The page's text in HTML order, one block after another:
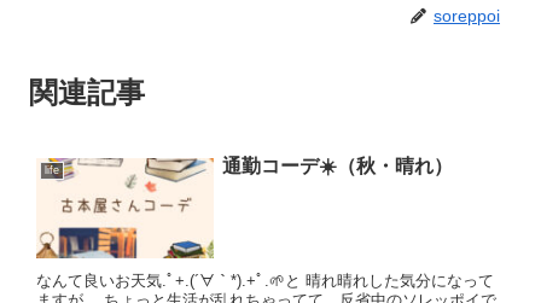
soreppoi
関連記事
life 通勤コーデ☀️（秋・晴れ）
なんて良いお天気.ﾟ+.(´∀｀*).+ﾟ.🌱と 晴れ晴れした気分になって